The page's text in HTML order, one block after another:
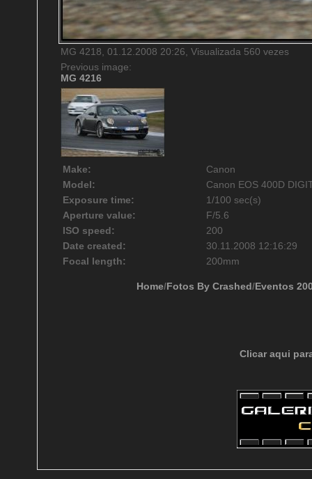
MG 4218, 01.12.2008 20:26, Visualizada 560 vezes
Previous image:
MG 4216
Make:
Canon
Model:
Canon EOS 400D
Exposure time:
1/100 sec(s)
Aperture value:
F/5.6
ISO speed:
200
Date created:
30.11.2008 12:16:29
Focal length:
200mm
Home/Fotos By Crashed/Eventos
Clicar aqui